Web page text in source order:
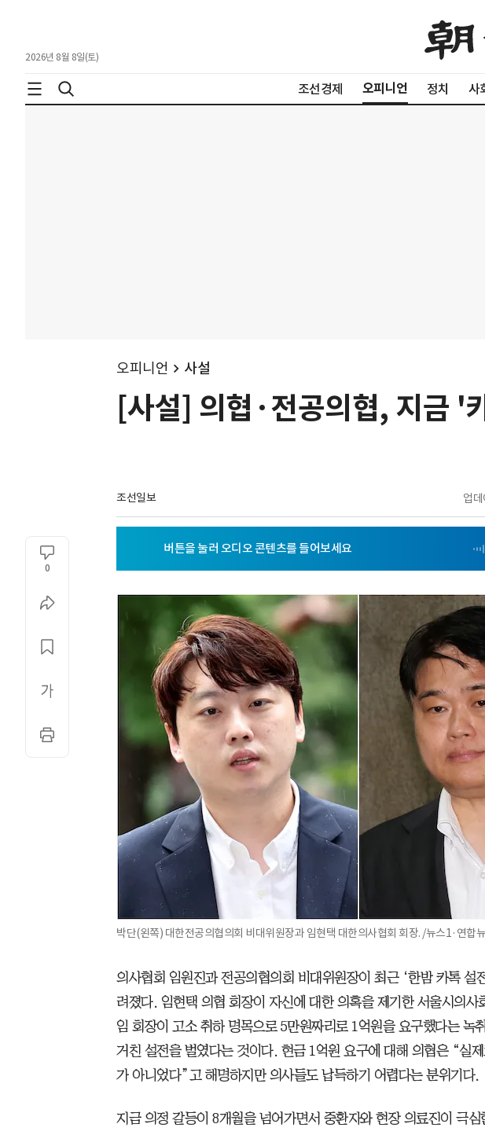
2026년 8월 8일(토)
조선경제 오피니언 정치 사
오피니언 사설
[사설] 의협·전공의협, 지금 '
조선일보 업
0
박단(왼쪽) 대한전공의협의회 비대위원장과 임현택 대한의사협회 회장. /뉴스1·연합
의사협회 임원진과 전공의협의회 비대위원장이 최근 ‘한밤 카톡 설
려졌다. 임현택 의협 회장이 자신에 대한 의혹을 제기한 서울시의사
임 회장이 고소 취하 명목으로 5만원짜리로 1억원을 요구했다는 녹
거친 설전을 벌였다는 것이다. 현금 1억원 요구에 대해 의협은 “실
가 아니었다”고 해명하지만 의사들도 납득하기 어렵다는 분위기다.
지금 의정 갈등이 8개월을 넘어가면서 중환자와 현장 의료진이 극